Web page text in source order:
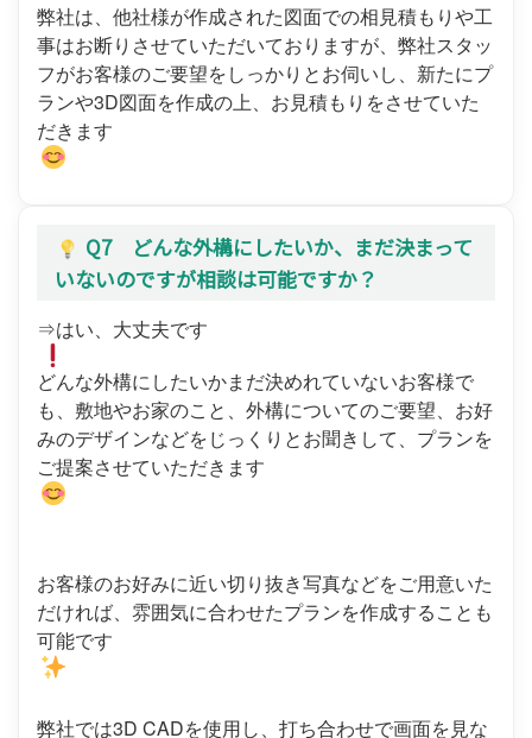
弊社は、他社様が作成された図面での相見積もりや工
事はお断りさせていただいておりますが、弊社スタッ
フがお客様のご要望をしっかりとお伺いし、新たにプ
ランや3D図面を作成の上、お見積もりをさせていた
だきます
Q7 どんな外構にしたいか、まだ決まって
いないのですが相談は可能ですか？
⇒はい、大丈夫です
どんな外構にしたいかまだ決めれていないお客様で
も、敷地やお家のこと、外構についてのご要望、お好
みのデザインなどをじっくりとお聞きして、プランを
ご提案させていただきます
お客様のお好みに近い切り抜き写真などをご用意いた
だければ、雰囲気に合わせたプランを作成することも
可能です
弊社では3D CADを使用し、打ち合わせで画面を見な